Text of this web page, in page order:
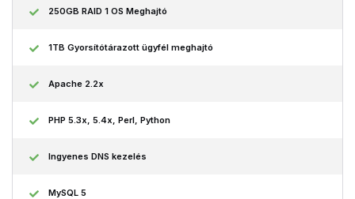
250GB RAID 1 OS Meghajtó
1TB Gyorsítótárazott ügyfél meghajtó
Apache 2.2x
PHP 5.3x, 5.4x, Perl, Python
Ingyenes DNS kezelés
MySQL 5